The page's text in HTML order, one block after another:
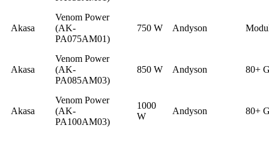
Akasa
Venom Power
(AK-
PA075AM01)
750 W Andyson
Akasa
Venom Power
(AK-
PA085AM03)
850 W Andyson 80+
Akasa
Venom Power
(AK-
PA100AM03)
1000
W
Andyson 80+